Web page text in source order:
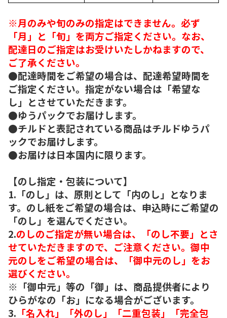
※月のみや旬のみの指定はできません。必ず
「月」と「旬」を両方ご指定ください。なお、
配達日のご指定はお受けいたしかねますので、
ご了承ください。
●配達時間をご希望の場合は、配達希望時間を
ご指定ください。指定がない場合は「希望な
し」とさせていただきます。
●ゆうパックでお届けします。
●チルドと表記されている商品はチルドゆうパ
ックでお届けします。
●お届けは日本国内に限ります。
【のし指定・包装について】
1.「のし」は、原則として「内のし」となりま
す。のし紙をご希望の場合は、申込時にご希望の
「のし」を選んでください。
2.のしのご指定が無い場合は、「のし不要」とさ
せていただきますので、ご注意ください。御中
元のしをご希望の場合は、「御中元のし」をお
選びください。
※「御中元」等の「御」は、商品提供者により
ひらがなの「お」になる場合がございます。
3. 「名入れ」「外のし」「二重包装」「完全包